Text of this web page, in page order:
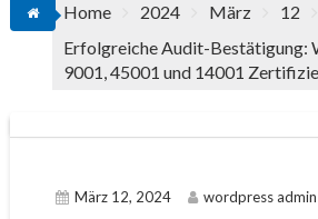
Home 2024 März
12
Erfolgreiche Audit-Bestätigung:
9001, 45001 und 14001
März 12, 2024 wordpress